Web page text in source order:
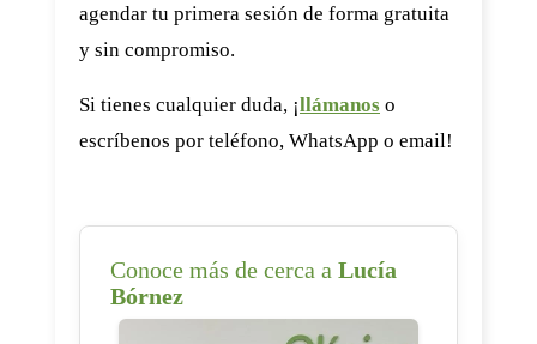
agendar tu primera sesión de forma gratuita
y sin compromiso.
Si tienes cualquier duda, ¡llámanos o
escríbenos por teléfono, WhatsApp o email!
Conoce más de cerca a Lucía
Bórnez